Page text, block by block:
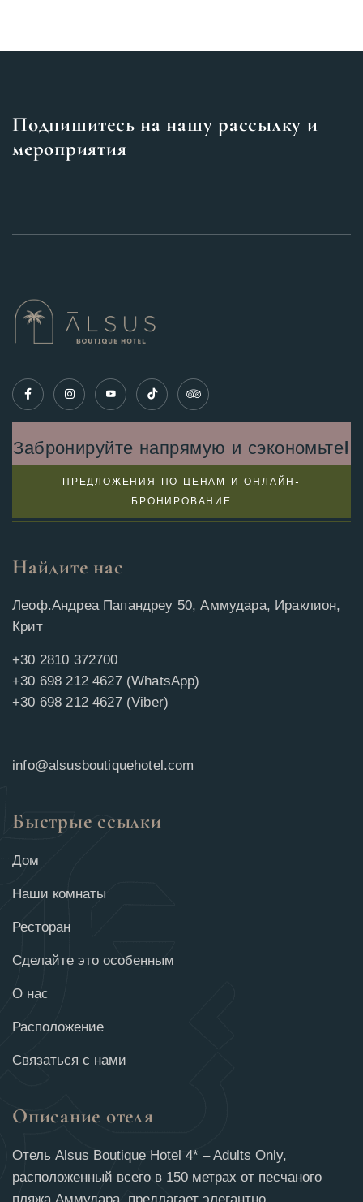
Подпишитесь на нашу рассылку и
мероприятия
Забронируйте напрямую и сэкономьте!
ПРЕДЛОЖЕНИЯ ПО ЦЕНАМ И ОНЛАЙН-
БРОНИРОВАНИЕ
Найдите нас
Леоф.Андреа Папандреу 50, Аммудара, Ираклион,
Крит
+30 2810 372700
+30 698 212 4627 (WhatsApp)
+30 698 212 4627 (Viber)
info@alsusboutiquehotel.com
Быстрые ссылки
Дом
Наши комнаты
Ресторан
Сделайте это особенным
О нас
Расположение
Связаться с нами
Описание отеля
Отель Alsus Boutique Hotel 4* – Adults Only,
расположенный всего в 150 метрах от песчаного
пляжа Аммудара, предлагает элегантно